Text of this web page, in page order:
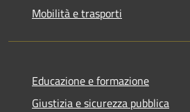
Mobilità e trasporti
Educazione e formazione
Giustizia e sicurezza pubblica